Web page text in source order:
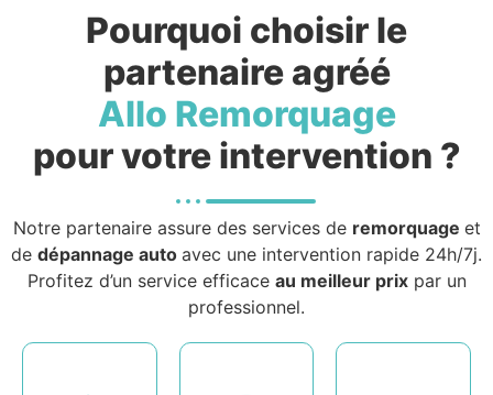
Pourquoi choisir le
partenaire agréé
Allo Remorquage
pour votre intervention ?
Notre partenaire assure des services de remorquage et
de dépannage auto avec une intervention rapide 24h/7j.
Profitez d’un service efficace au meilleur prixpar un
professionnel.